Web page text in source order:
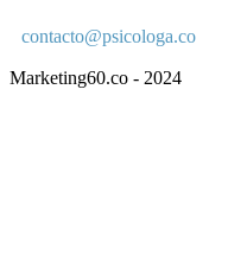
contacto@psicologa.co
Marketing60.co - 2024